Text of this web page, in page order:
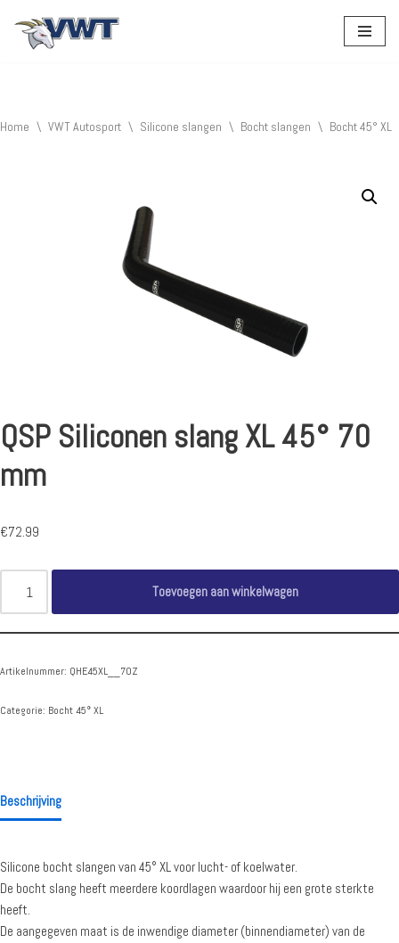
Home \ VWT Autosport \ Silicone slangen \ Bocht slangen \ Bocht 45° XL
QSP Siliconen slang XL 45° 70
mm
€72.99
Toevoegen aan winkelwagen
Artikelnummer: QHE45XL__70Z
Categorie: Bocht 45° XL
Beschrijving
Silicone bocht slangen van 45° XL voor lucht- of koelwater.
De bocht slang heeft meerdere koordlagen waardoor hij een grote sterkte
heeft.
De aangegeven maat is de inwendige diameter (binnendiameter) van de